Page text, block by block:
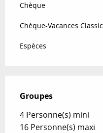
Chèque
Chèque-Vacances Classic
Espèces
Groupes
Groupes
4 Personne(s) mini
16 Personne(s) maxi